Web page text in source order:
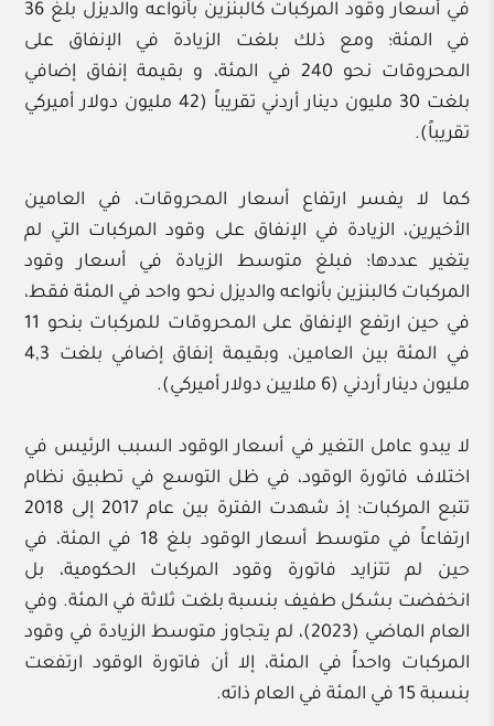
في أسعار وقود المركبات كالبنزين بأنواعه والديزل بلغ 36
في المئة؛ ومع ذلك بلغت الزيادة في الإنفاق على
المحروقات نحو 240 في المئة، و بقيمة إنفاق إضافي
بلغت 30 مليون دينار أردني تقريباً (42 مليون دولار أميركي
تقريباً).
كما لا يفسر ارتفاع أسعار المحروقات، في العامين
الأخيرين، الزيادة في الإنفاق على وقود المركبات التي لم
يتغير عددها؛ فبلغ متوسط الزيادة في أسعار وقود
المركبات كالبنزين بأنواعه والديزل نحو واحد في المئة فقط،
في حين ارتفع الإنفاق على المحروقات للمركبات بنحو 11
في المئة بين العامين، وبقيمة إنفاق إضافي بلغت 4,3
مليون دينار أردني (6 ملايين دولار أميركي).
لا يبدو عامل التغير في أسعار الوقود السبب الرئيس في
اختلاف فاتورة الوقود، في ظل التوسع في تطبيق نظام
تتبع المركبات؛ إذ شهدت الفترة بين عام 2017 إلى 2018
ارتفاعاً في متوسط أسعار الوقود بلغ 18 في المئة، في
حين لم تتزايد فاتورة وقود المركبات الحكومية، بل
انخفضت بشكل طفيف بنسبة بلغت ثلاثة في المئة. وفي
العام الماضي (2023)، لم يتجاوز متوسط الزيادة في وقود
المركبات واحداً في المئة، إلا أن فاتورة الوقود ارتفعت
بنسبة 15 في المئة في العام ذاته.